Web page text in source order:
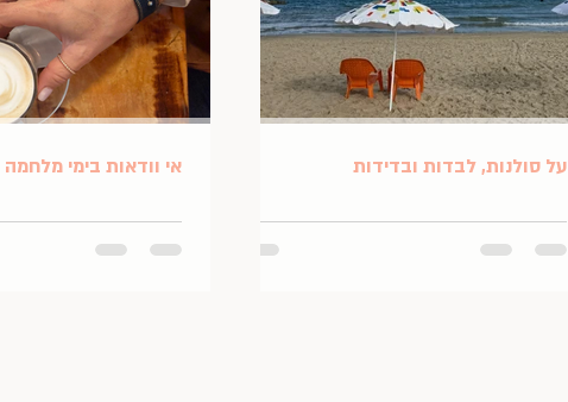
על סולנות, לבדות ובדידות אי וודאות בימי מלחמה